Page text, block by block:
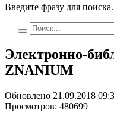
Введите фразу для
Электронно-
ZNANIUM
Обновлено 21.09.2018
Просмотров: 480699